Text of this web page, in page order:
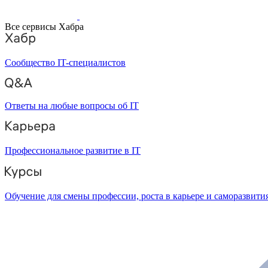
Все сервисы Хабра
Сообщество IT-специалистов
Ответы на любые вопросы об IT
Профессиональное развитие в IT
Обучение для смены профессии, роста в карьере и